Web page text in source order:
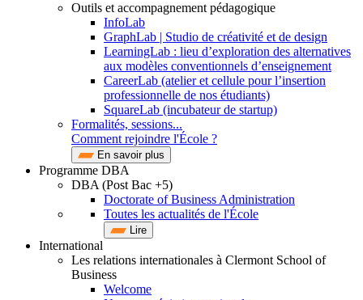
Outils et accompagnement pédagogique
InfoLab
GraphLab | Studio de créativité et de design
LearningLab : lieu d’exploration des alternatives
aux modèles conventionnels d’enseignement
CareerLab (atelier et cellule pour l’insertion
professionnelle de nos étudiants)
SquareLab (incubateur de startup)
Formalités, sessions...
Comment rejoindre l'École ?
En savoir plus
Programme DBA
DBA (Post Bac +5)
Doctorate of Business Administration
Toutes les actualités de l'École
Lire
International
Les relations internationales à Clermont School of
Business
Welcome